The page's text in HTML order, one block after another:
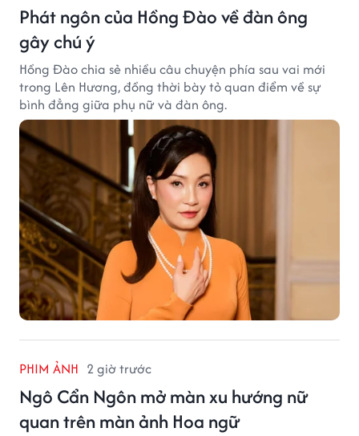
Phát ngôn của Hồng Đào về đàn ông
gây chú ý
Hồng Đào chia sẻ nhiều câu chuyện phía sau vai mới
trong Lên Hương, đồng thời bày tỏ quan điểm về sự
bình đẳng giữa phụ nữ và đàn ông.
PHIM ẢNH 2 giờ trước
Ngô Cẩn Ngôn mở màn xu hướng nữ
quan trên màn ảnh Hoa ngữ